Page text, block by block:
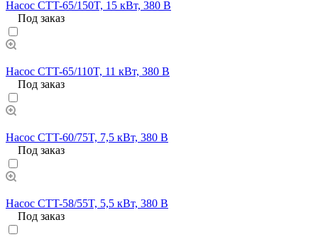
Насос CTT-65/150T, 15 кВт, 380 В
Под заказ
Насос CTT-65/110T, 11 кВт, 380 В
Под заказ
Насос CTT-60/75T, 7,5 кВт, 380 В
Под заказ
Насос CTT-58/55T, 5,5 кВт, 380 В
Под заказ